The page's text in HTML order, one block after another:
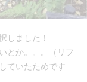
しました！
とか。。。（リフ
ていたためです